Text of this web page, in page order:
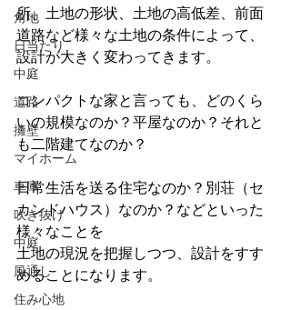
角地
日当たり
中庭
道路
擁壁
マイホーム
車庫
吹き抜け
中庭
風通し
住み心地
所、土地の形状、土地の高低差、前面
道路など様々な土地の条件によって、
設計が大きく変わってきます。
コンパクトな家と言っても、どのくら
いの規模なのか？平屋なのか？それと
も二階建てなのか？
日常生活を送る住宅なのか？別荘（セ
カンドハウス）なのか？などといった
様々なことを
土地の現況を把握しつつ、設計をすす
めることになります。